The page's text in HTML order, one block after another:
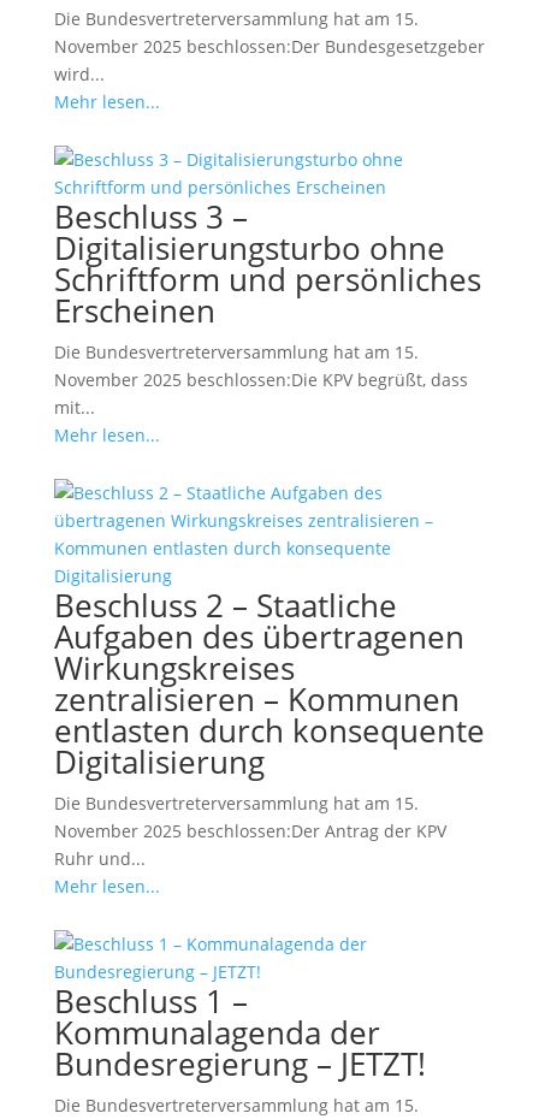
Die Bundesvertreterversammlung hat am 15.
November 2025 beschlossen:Der Bundesgesetzgeber
wird...
Mehr lesen...
Beschluss 3 –
Digitalisierungsturbo ohne
Schriftform und persönliches
Erscheinen
Die Bundesvertreterversammlung hat am 15.
November 2025 beschlossen:Die KPV begrüßt, dass
mit...
Mehr lesen...
Beschluss 2 – Staatliche
Aufgaben des übertragenen
Wirkungskreises
zentralisieren – Kommunen
entlasten durch konsequente
Digitalisierung
Die Bundesvertreterversammlung hat am 15.
November 2025 beschlossen:Der Antrag der KPV
Ruhr und...
Mehr lesen...
Beschluss 1 –
Kommunalagenda der
Bundesregierung – JETZT!
Die Bundesvertreterversammlung hat am 15.